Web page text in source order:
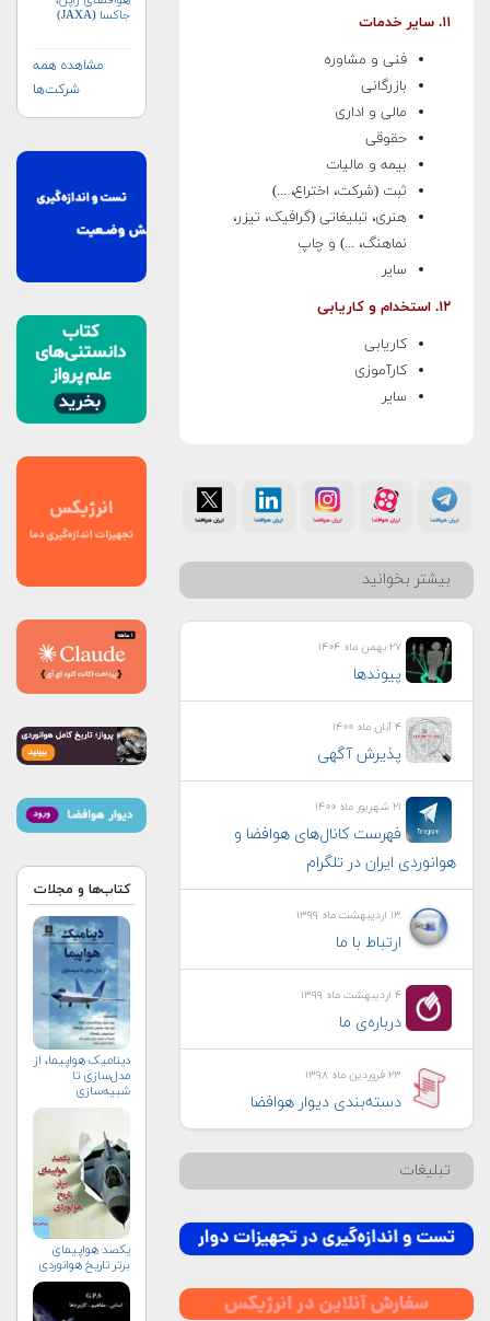
۱۱. سایر خدمات
فنی و مشاوره
بازرگانی
مالی و اداری
حقوقی
بیمه و مالیات
ثبت (شرکت، اختراع، ...)
هنری، تبلیغاتی (گرافیک، تیزر،
نماهنگ، ...) و چاپ
سایر
۱۲. استخدام و کاریابی
کاریابی
کارآموزی
سایر
بیشتر بخوانید
۲۷ بهمن ماه ۱۴۰۴
پیوندها
۴ آبان ماه ۱۴۰۰
پذیرش آگهی
۲۱ شهریور ماه ۱۴۰۰
فهرست کانال‌های هوافضا و
هوانوردی ایران در تلگرام
۱۳ اردیبهشت ماه ۱۳۹۹
ارتباط با ما
۴ اردیبهشت ماه ۱۳۹۹
درباره‌ی ما
۲۳ فروردین ماه ۱۳۹۸
دسته‌بندی دیوار هوافضا
تبلیغات
جاکسا (JAXA)
مشاهده همه
شرکت‌ها
کتاب‌ها و مجلات
دینامیک هواپیما، از
مدل‌سازی تا
شبیه‌سازی
یکصد هواپیمای
برتر تاریخ هوانوردی